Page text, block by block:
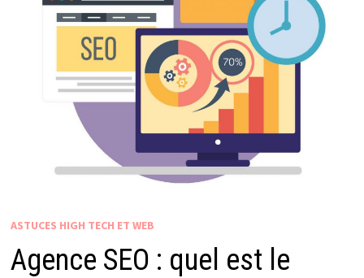
ASTUCES HIGH TECH ET WEB
Agence SEO : quel est le